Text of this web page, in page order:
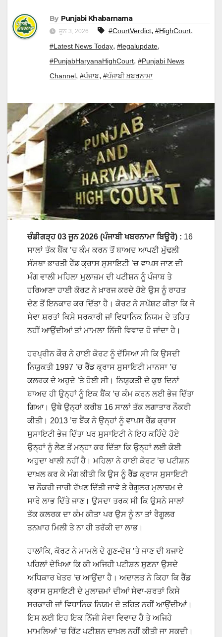
By Punjabi Khabarnama
ਜੂਨ 3, 2026 #CourtVerdict, #HighCourt,
#Latest News Today, #legalupdate,
#PunjabHaryanaHighCourt, #Punjabi News
Channel, #ਪੰਜਾਬ, #ਪੰਜਾਬੀ ਖ਼ਬਰਨਾਮਾ
ਚੰਡੀਗੜ੍ਹ 03 ਜੂਨ 2026 (ਪੰਜਾਬੀ ਖਬਰਨਾਮਾ ਬਿਊਰੋ) : 16
ਸਾਲਾਂ ਤੱਕ ਬੈਂਕ ’ਚ ਕੰਮ ਕਰਨ ਤੋਂ ਬਾਅਦ ਆਪਣੀ ਮੁੱਢਲੀ
ਸੰਸਥਾ ਭਾਰਤੀ ਰੈੱਡ ਕ੍ਰਾਸ ਸੁਸਾਇਟੀ ’ਚ ਵਾਪਸ ਜਾਣ ਦੀ
ਮੰਗ ਵਾਲੀ ਮਹਿਲਾ ਮੁਲਾਜ਼ਮ ਦੀ ਪਟੀਸ਼ਨ ਨੂੰ ਪੰਜਾਬ ਤੇ
ਹਰਿਆਣਾ ਹਾਈ ਕੋਰਟ ਨੇ ਖ਼ਾਰਜ ਕਰਦੇ ਹੋਏ ਉਸ ਨੂੰ ਰਾਹਤ
ਦੇਣ ਤੋਂ ਇਨਕਾਰ ਕਰ ਦਿੱਤਾ ਹੈ। ਕੋਰਟ ਨੇ ਸਪੱਸ਼ਟ ਕੀਤਾ ਕਿ ਜੇ
ਸੇਵਾ ਸ਼ਰਤਾਂ ਕਿਸੇ ਸਰਕਾਰੀ ਜਾਂ ਵਿਧਾਨਿਕ ਨਿਯਮ ਦੇ ਤਹਿਤ
ਨਹੀਂ ਆਉਂਦੀਆਂ ਤਾਂ ਮਾਮਲਾ ਨਿੱਜੀ ਵਿਵਾਦ ਹੋ ਜਾਂਦਾ ਹੈ।
ਹਰਪ੍ਰੀਨ ਕੌਰ ਨੇ ਹਾਈ ਕੋਰਟ ਨੂੰ ਦੱਸਿਆ ਸੀ ਕਿ ਉਸਦੀ
ਨਿਯੁਕਤੀ 1997 ’ਚ ਰੈੱਡ ਕ੍ਰਾਸ ਸੁਸਾਇਟੀ ਮਾਨਸਾ ’ਚ
ਕਲਰਕ ਦੇ ਅਹੁਦੇ ’ਤੇ ਹੋਈ ਸੀ। ਨਿਯੁਕਤੀ ਦੇ ਕੁਝ ਦਿਨਾਂ
ਬਾਅਦ ਹੀ ਉਨ੍ਹਾਂ ਨੂੰ ਇਕ ਬੈਂਕ ’ਚ ਕੰਮ ਕਰਨ ਲਈ ਭੇਜ ਦਿੱਤਾ
ਗਿਆ। ਉਥੇ ਉਨ੍ਹਾਂ ਕਰੀਬ 16 ਸਾਲਾਂ ਤੱਕ ਲਗਾਤਾਰ ਨੌਕਰੀ
ਕੀਤੀ। 2013 ’ਚ ਬੈਂਕ ਨੇ ਉਨ੍ਹਾਂ ਨੂੰ ਵਾਪਸ ਰੈੱਡ ਕ੍ਰਾਸ
ਸੁਸਾਇਟੀ ਭੇਜ ਦਿੱਤਾ ਪਰ ਸੁਸਾਇਟੀ ਨੇ ਇਹ ਕਹਿੰਦੇ ਹੋਏ
ਉਨ੍ਹਾਂ ਨੂੰ ਲੈਣ ਤੋਂ ਮਨ੍ਹਾ ਕਰ ਦਿੱਤਾ ਕਿ ਉਨ੍ਹਾਂ ਲਈ ਕੋਈ
ਅਹੁਦਾ ਖਾਲੀ ਨਹੀਂ ਹੈ। ਮਹਿਲਾ ਨੇ ਹਾਈ ਕੋਰਟ ’ਚ ਪਟੀਸ਼ਨ
ਦਾਖ਼ਲ ਕਰ ਕੇ ਮੰਗ ਕੀਤੀ ਕਿ ਉਸ ਨੂੰ ਰੈੱਡ ਕ੍ਰਾਸ ਸੁਸਾਇਟੀ
’ਚ ਨੌਕਰੀ ਜਾਰੀ ਰੱਖਣ ਦਿੱਤੀ ਜਾਵੇ ਤੇ ਰੈਗੂਲਰ ਮੁਲਾਜ਼ਮ ਦੇ
ਸਾਰੇ ਲਾਭ ਦਿੱਤੇ ਜਾਣ। ਉਸਦਾ ਤਰਕ ਸੀ ਕਿ ਉਸਨੇ ਸਾਲਾਂ
ਤੱਕ ਕਲਰਕ ਦਾ ਕੰਮ ਕੀਤਾ ਪਰ ਉਸ ਨੂੰ ਨਾ ਤਾਂ ਰੈਗੂਲਰ
ਤਨਖ਼ਾਹ ਮਿਲੀ ਤੇ ਨਾ ਹੀ ਤਰੱਕੀ ਦਾ ਲਾਭ।
ਹਾਲਾਂਕਿ, ਕੋਰਟ ਨੇ ਮਾਮਲੇ ਦੇ ਗੁਣ-ਦੋਸ਼ ’ਤੇ ਜਾਣ ਦੀ ਬਜਾਏ
ਪਹਿਲਾਂ ਦੇਖਿਆ ਕਿ ਕੀ ਅਜਿਹੀ ਪਟੀਸ਼ਨ ਸੁਣਨਾ ਉਸਦੇ
ਅਧਿਕਾਰ ਖੇਤਰ ’ਚ ਆਉਂਦਾ ਹੈ। ਅਦਾਲਤ ਨੇ ਕਿਹਾ ਕਿ ਰੈੱਡ
ਕ੍ਰਾਸ ਸੁਸਾਇਟੀ ਦੇ ਮੁਲਾਜ਼ਮਾਂ ਦੀਆਂ ਸੇਵਾ-ਸ਼ਰਤਾਂ ਕਿਸੇ
ਸਰਕਾਰੀ ਜਾਂ ਵਿਧਾਨਿਕ ਨਿਯਮ ਦੇ ਤਹਿਤ ਨਹੀਂ ਆਉਂਦੀਆਂ।
ਇਸ ਲਈ ਇਹ ਇਕ ਨਿੱਜੀ ਸੇਵਾ ਵਿਵਾਦ ਹੈ ਤੇ ਅਜਿਹੇ
ਮਾਮਲਿਆਂ ’ਚ ਰਿੱਟ ਪਟੀਸ਼ਨ ਦਾਖ਼ਲ ਨਹੀਂ ਕੀਤੀ ਜਾ ਸਕਦੀ।